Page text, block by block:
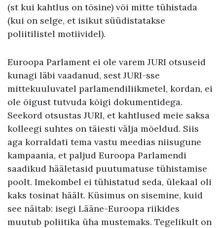
(st kui kahtlus on tõsine) või mitte tühistada
(kui on selge, et isikut süüdistatakse
poliitilistel motiividel).
Euroopa Parlament ei ole varem JURI otsuseid
kunagi läbi vaadanud, sest JURI-sse
mittekuuluvatel parlamendiliikmetel, kordan, ei
ole õigust tutvuda kõigi dokumentidega.
Seekord otsustas JURI, et kahtlused meie saksa
kolleegi suhtes on täiesti välja mõeldud. Siis
aga korraldati tema vastu meedias niisugune
kampaania, et paljud Euroopa Parlamendi
saadikud hääletasid puutumatuse tühistamise
poolt. Imekombel ei tühistatud seda, ülekaal oli
kaks tosinat häält. Küsimus on sisemine, kuid
see näitab: isegi Lääne-Euroopa riikides
muutub poliitika üha mustemaks. Tegelikult on